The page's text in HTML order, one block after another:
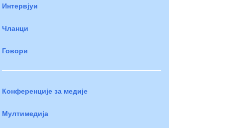
Интервјуи
Чланци
Говори
Конференције за медије
Мултимедија